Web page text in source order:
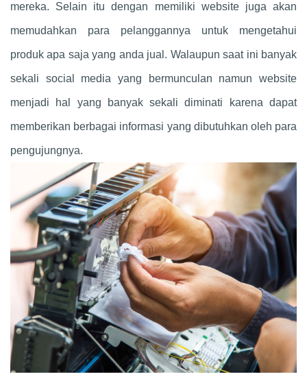
mereka. Selain itu dengan memiliki website juga akan
memudahkan para pelanggannya untuk mengetahui
produk apa saja yang anda jual. Walaupun saat ini banyak
sekali social media yang bermunculan namun website
menjadi hal yang banyak sekali diminati karena dapat
memberikan berbagai informasi yang dibutuhkan oleh para
pengujungnya.